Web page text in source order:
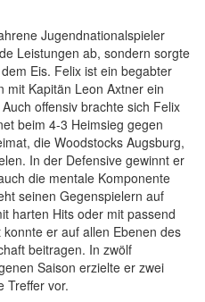
Jugendnationalspieler
Leistungen ab, sondern sorgte
Eis. Felix ist ein begabter
mit Kapitän Leon Axtner ein
offensiv brachte sich Felix
beim 4-3 Heimsieg gegen
die Woodstocks Augsburg,
In der Defensive gewinnt er
die mentale Komponente
seinen Gegenspielern auf
harten Hits oder mit passend
er auf allen Ebenen des
beitragen. In zwölf
Saison erzielte er zwei
Treffer vor.